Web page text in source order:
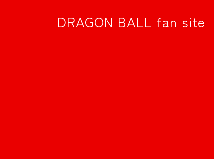
DRAGON BALL fan site